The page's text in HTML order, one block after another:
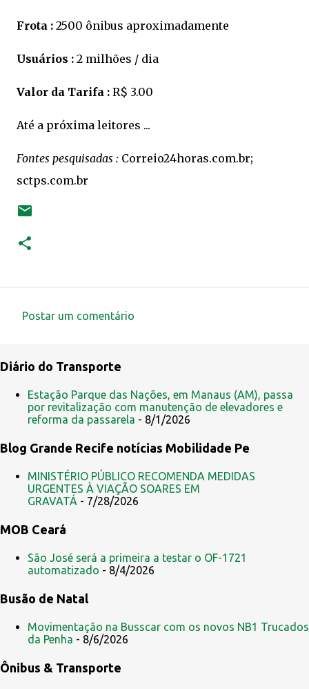
Frota : 2500 ônibus aproximadamente
Usuários : 2 milhões / dia
Valor da Tarifa : R$ 3.00
Até a próxima leitores ...
Fontes pesquisadas : Correio24horas.com.br;
sctps.com.br
m
e
n
á
o
s
Postar um comentário
Diário do Transporte
Estação Parque das Nações, em Manaus (AM), passa
por revitalização com manutenção de elevadores e
reforma da passarela - 8/1/2026
Blog Grande Recife notícias Mobilidade Pe
MINISTÉRIO PÚBLICO RECOMENDA MEDIDAS
URGENTES À VIAÇÃO SOARES EM
GRAVATÁ - 7/28/2026
MOB Ceará
São José será a primeira a testar o OF-1721
automatizado - 8/4/2026
Busão de Natal
Movimentação na Busscar com os novos NB1 Trucados
da Penha - 8/6/2026
Ônibus & Transporte